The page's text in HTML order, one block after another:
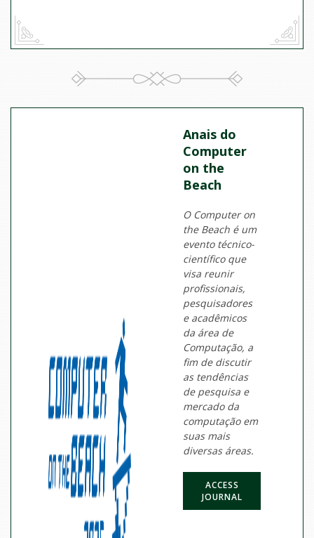
Anais do
Computer
on the
Beach
O Computer on
the Beach é um
evento técnico-
científico que
visa reunir
profissionais,
pesquisadores
e acadêmicos
da área de
Computação, a
fim de discutir
as tendências
de pesquisa e
mercado da
computação em
suas mais
diversas áreas.
ACCESS
JOURNAL